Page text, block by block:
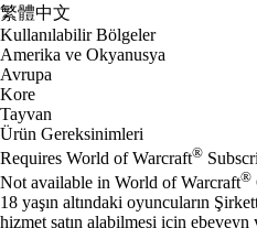
繁體中文
Kullanılabilir Bölgeler
Amerika ve Okyanusya
Avrupa
Kore
Tayvan
Ürün Gereksinimleri
Requires World of Warcraft®
Not available in World of Warcraft®
18 yaşın altındaki oyuncuların
hizmet satın alabilmesi için ebeveyn